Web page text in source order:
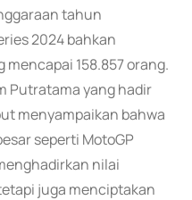
tahun
2024 bahkan
158.857 orang.
Putratama yang hadir
menyampaikan bahwa
seperti MotoGP
nilai
juga menciptakan